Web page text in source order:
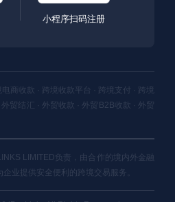
小程序扫码注册
商收款 · 跨境收款平台 · 跨境支付 · 跨境
贸结汇 · 外贸收款 · 外贸B2B收款 · 外贸
LIMITED负责，由合作的境内外金融
业提供安全便利的跨境交易服务。